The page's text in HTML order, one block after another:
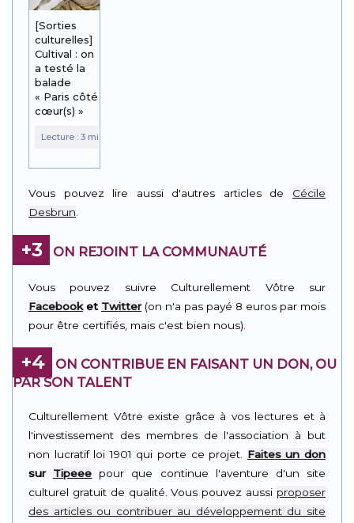
[Sorties
culturelles]
Cultival : on
a testé la
balade
« Paris côté
cœur(s) »
Vous pouvez lire aussi d'autres articles de Cécile
Desbrun
+3 ON REJOINT LA COMMUNAUTÉ
Vous pouvez suivre Culturellement Vôtre sur
Facebooket Twitter(on n'a pas payé 8 euros par mois
pour être certifiés, mais c'est bien nous).
+4
ON CONTRIBUE EN FAISANT UN DON, OU
PAR SON TALENT
Culturellement Vôtre existe grâce à vos lectures et à
l'investissement des membres de l'association à but
non lucratif loi 1901 qui porte ce projet. Faites un don
sur Tipeee pour que continue l'aventure d'un site
culturel gratuit de qualité. Vous pouvez aussi proposer
des articles ou contribuer au développement du site